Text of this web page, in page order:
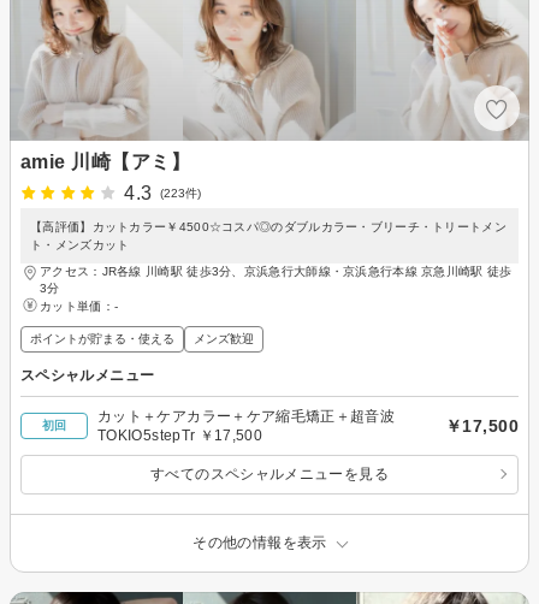
amie 川崎【アミ】
4.3
(223件)
【高評価】カットカラー￥4500☆コスパ◎のダブルカラー・ブリーチ・トリートメン
ト・メンズカット
アクセス：JR各線 川崎駅 徒歩3分、京浜急行大師線・京浜急行本線 京急川崎駅 徒歩
3分
カット単価： -
ポイントが貯まる・使える メンズ歓迎
スペシャルメニュー
初回
カット＋ケアカラー＋ケア縮毛矯正＋超音波
TOKIO5stepTr ￥17,500
￥17,500
すべてのスペシャルメニューを見る
その他の情報を表示